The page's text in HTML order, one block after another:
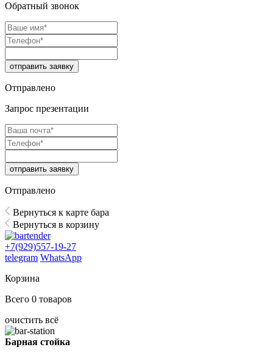
Обратный звонок
отправить заявку
Отправлено
Запрос презентации
отправить заявку
Отправлено
Вернуться к карте бара
Вернуться в корзину
+7(929)557-19-27
telegram WhatsApp
Корзина
Всего 0 товаров
очистить всё
Барная стойка